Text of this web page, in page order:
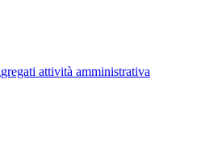
attività amministrativa